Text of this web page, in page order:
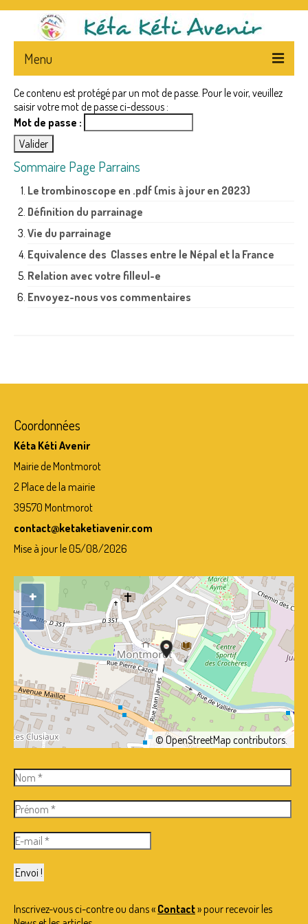
Menu
ACCUEIL
L’ASSOCIATION
LA PRESSE ET L’ASSOCIATION
NEWS
NEPAL – & – CENTRE
FAQ
PARRAINS
ACTUALITES
PHOTOS
CONTACT
TEMOIGNAGES
Ce contenu est protégé par un mot de passe. Pour le voir, veuillez
saisir votre mot de passe ci-dessous :
Mot de passe :
Sommaire Page Parrains
Le trombinoscope en .pdf (mis à jour en 2023)
Définition du parrainage
Vie du parrainage
Equivalence des Classes entre le Népal et la France
Relation avec votre filleul-e
Envoyez-nous vos commentaires
Coordonnées
Kéta Kéti Avenir
Mairie de Montmorot
2 Place de la mairie
39570 Montmorot
contact@ketaketiavenir.com
Mise à jour le 05/08/2026
+
−
©OpenStreetMap contributors.
Inscrivez-vous ci-contre ou dans « Contact» pour recevoir les